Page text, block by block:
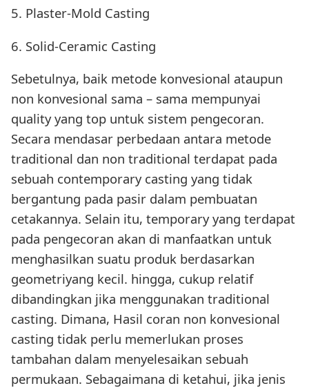
5. Plaster-Mold Casting
6. Solid-Ceramic Casting
Sebetulnya, baik metode konvesional ataupun
non konvesional sama – sama mempunyai
quality yang top untuk sistem pengecoran.
Secara mendasar perbedaan antara metode
traditional dan non traditional terdapat pada
sebuah contemporary casting yang tidak
bergantung pada pasir dalam pembuatan
cetakannya. Selain itu, temporary yang terdapat
pada pengecoran akan di manfaatkan untuk
menghasilkan suatu produk berdasarkan
geometriyang kecil. hingga, cukup relatif
dibandingkan jika menggunakan traditional
casting. Dimana, Hasil coran non konvesional
casting tidak perlu memerlukan proses
tambahan dalam menyelesaikan sebuah
permukaan. Sebagaimana di ketahui, jika jenis